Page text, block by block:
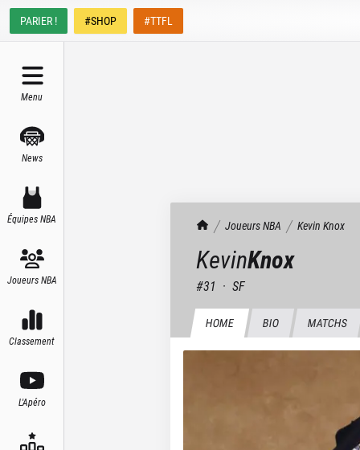
PARIER ! #SHOP #TTFL
Menu
News
Équipes NBA
Joueurs NBA
Classement
L'Apéro
TrashTalk Actu NBA
Joueurs NBA Kevin Knox
KevinKnox
#31 · SF
HOME BIO MATCHS